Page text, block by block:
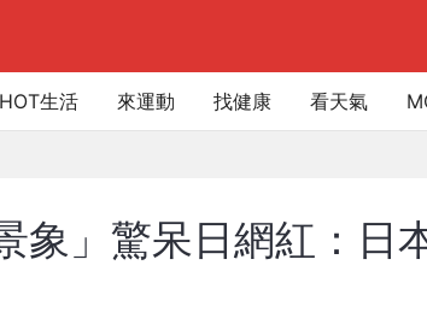
HOT生活 來運動 找健康 看天氣
象」驚呆日網紅：日